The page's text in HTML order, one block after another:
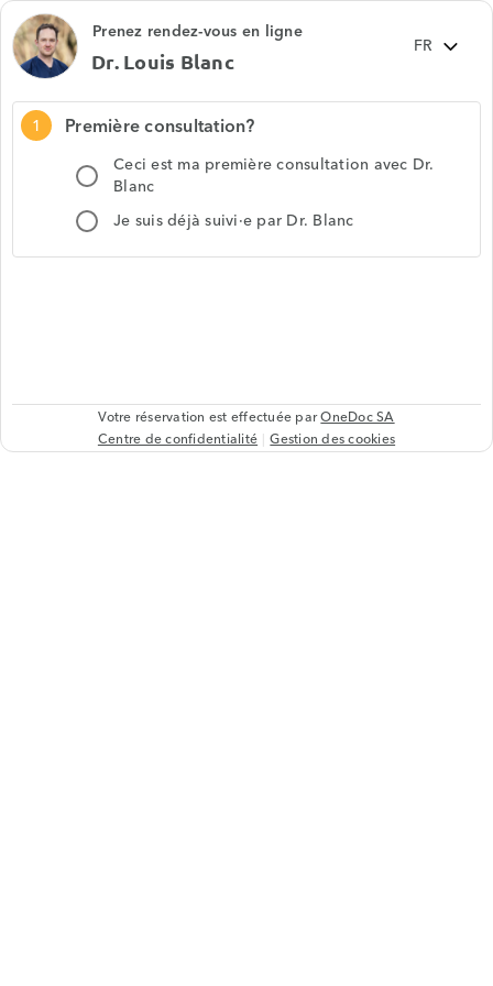
Prenez rendez-vous en ligne
Dr. Louis Blanc
1 Première consultation?
Ceci est ma première consultation avec Dr.
Blanc
Je suis déjà suivi·e par Dr. Blanc
Votre réservation est effectuée parOneDoc SA
Centre de confidentialité Gestion des cookies